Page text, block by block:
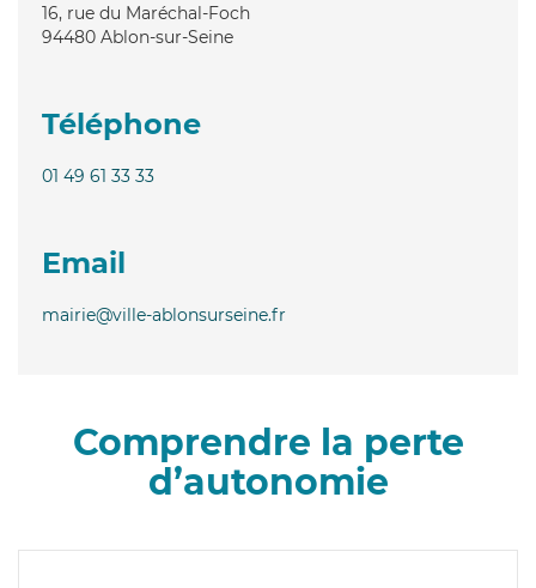
16, rue du Maréchal-Foch
94480 Ablon-sur-Seine
Téléphone
01 49 61 33 33
Email
mairie@ville-ablonsurseine.fr
Comprendre la perte
d’autonomie